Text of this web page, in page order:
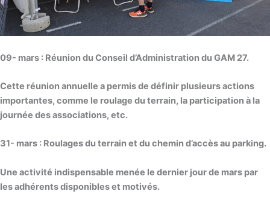
09- mars : Réunion du Conseil d’Administration du GAM 27.
Cette réunion annuelle a permis de définir plusieurs actions
importantes, comme le roulage du terrain, la participation à la
journée des associations, etc.
31- mars : Roulages du terrain et du chemin d’accès au parking.
Une activité indispensable menée le dernier jour de mars par
les adhérents disponibles et motivés.